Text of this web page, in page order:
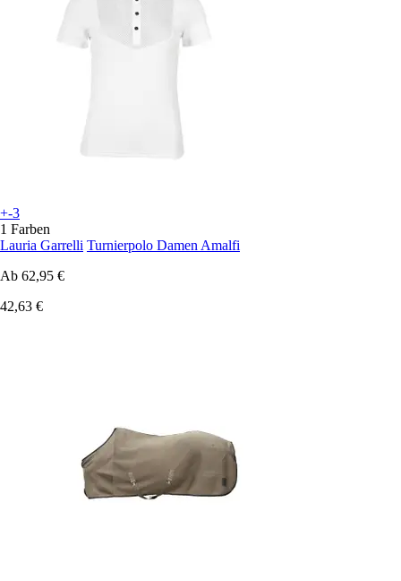
+-3
1 Farben
Lauria Garrelli Turnierpolo Damen Amalfi
Ab 62,95 €
42,63 €